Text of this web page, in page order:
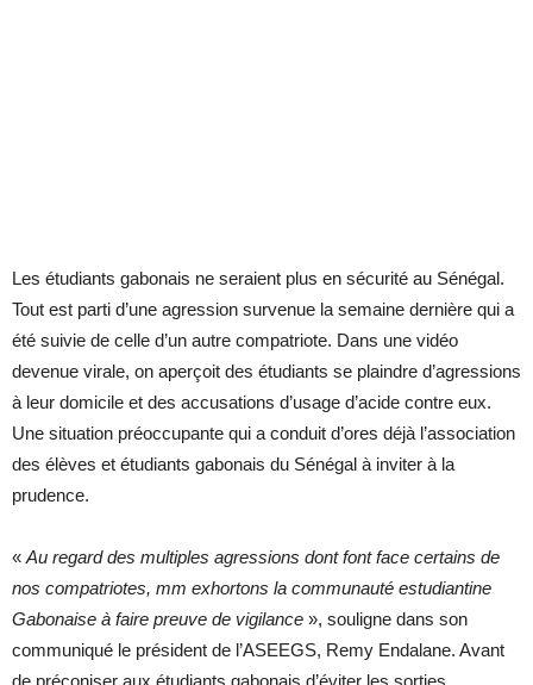
Les étudiants gabonais ne seraient plus en sécurité au Sénégal.
Tout est parti d’une agression survenue la semaine dernière qui a
été suivie de celle d’un autre compatriote. Dans une vidéo
devenue virale, on aperçoit des étudiants se plaindre d’agressions
à leur domicile et des accusations d’usage d’acide contre eux.
Une situation préoccupante qui a conduit d’ores déjà l’association
des élèves et étudiants gabonais du Sénégal à inviter à la
prudence.
« Au regard des multiples agressions dont font face certains de
nos compatriotes, mm exhortons la communauté estudiantine
Gabonaise à faire preuve de vigilance », souligne dans son
communiqué le président de l’ASEEGS, Remy Endalane. Avant
de préconiser aux étudiants gabonais d’éviter les sorties